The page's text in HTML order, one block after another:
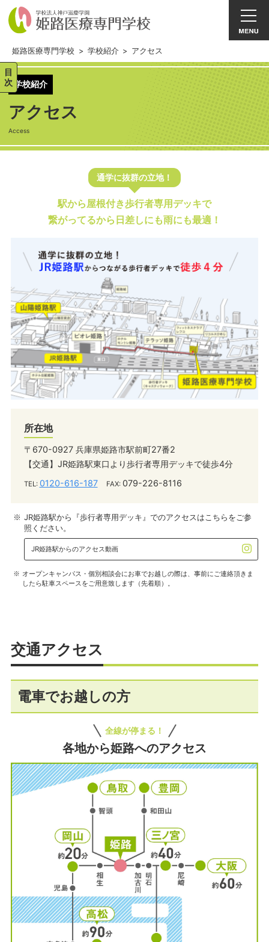
姫路医療専門学校 > 学校紹介 > アクセス
目
次 学校紹介
アクセス
Access
通学に抜群の立地！
駅から屋根付き歩行者専用デッキで
繋がってるから日差しにも雨にも最適！
所在地
〒670-0927 兵庫県姫路市駅前町27番2
【交通】JR姫路駅東口より歩行者専用デッキで徒歩4分
TEL: 0120-616-187 FAX: 079-226-8116
JR姫路駅から『歩行者専用デッキ』でのアクセスはこちらをご参
照ください。
JR姫路駅からのアクセス動画
オープンキャンパス・個別相談会にお車でお越しの際は、事前にご連絡頂きま
したら駐車スペースをご用意致します（先着順）。
交通アクセス
電車でお越しの方
全線が停まる！
各地から姫路へのアクセス